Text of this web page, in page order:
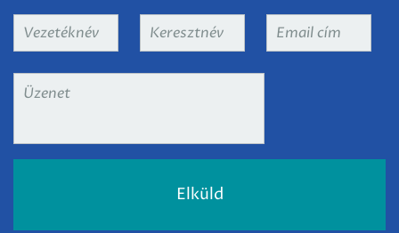
Vezetéknév Keresztnév
Email
Üzenet